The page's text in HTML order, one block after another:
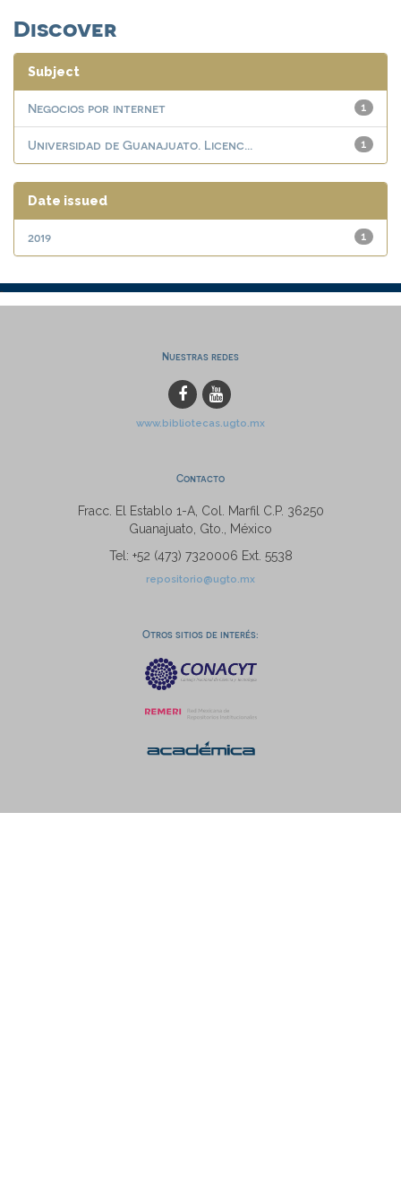
Discover
Subject
1
Negocios por internet
1
Universidad de Guanajuato. Licenc...
Date issued
1
2019
Nuestras redes
www.bibliotecas.ugto.mx
Contacto
Fracc. El Establo 1-A, Col. Marfil C.P. 36250
Guanajuato, Gto., México
Tel: +52 (473) 7320006 Ext. 5538
repositorio@ugto.mx
Otros sitios de interés: